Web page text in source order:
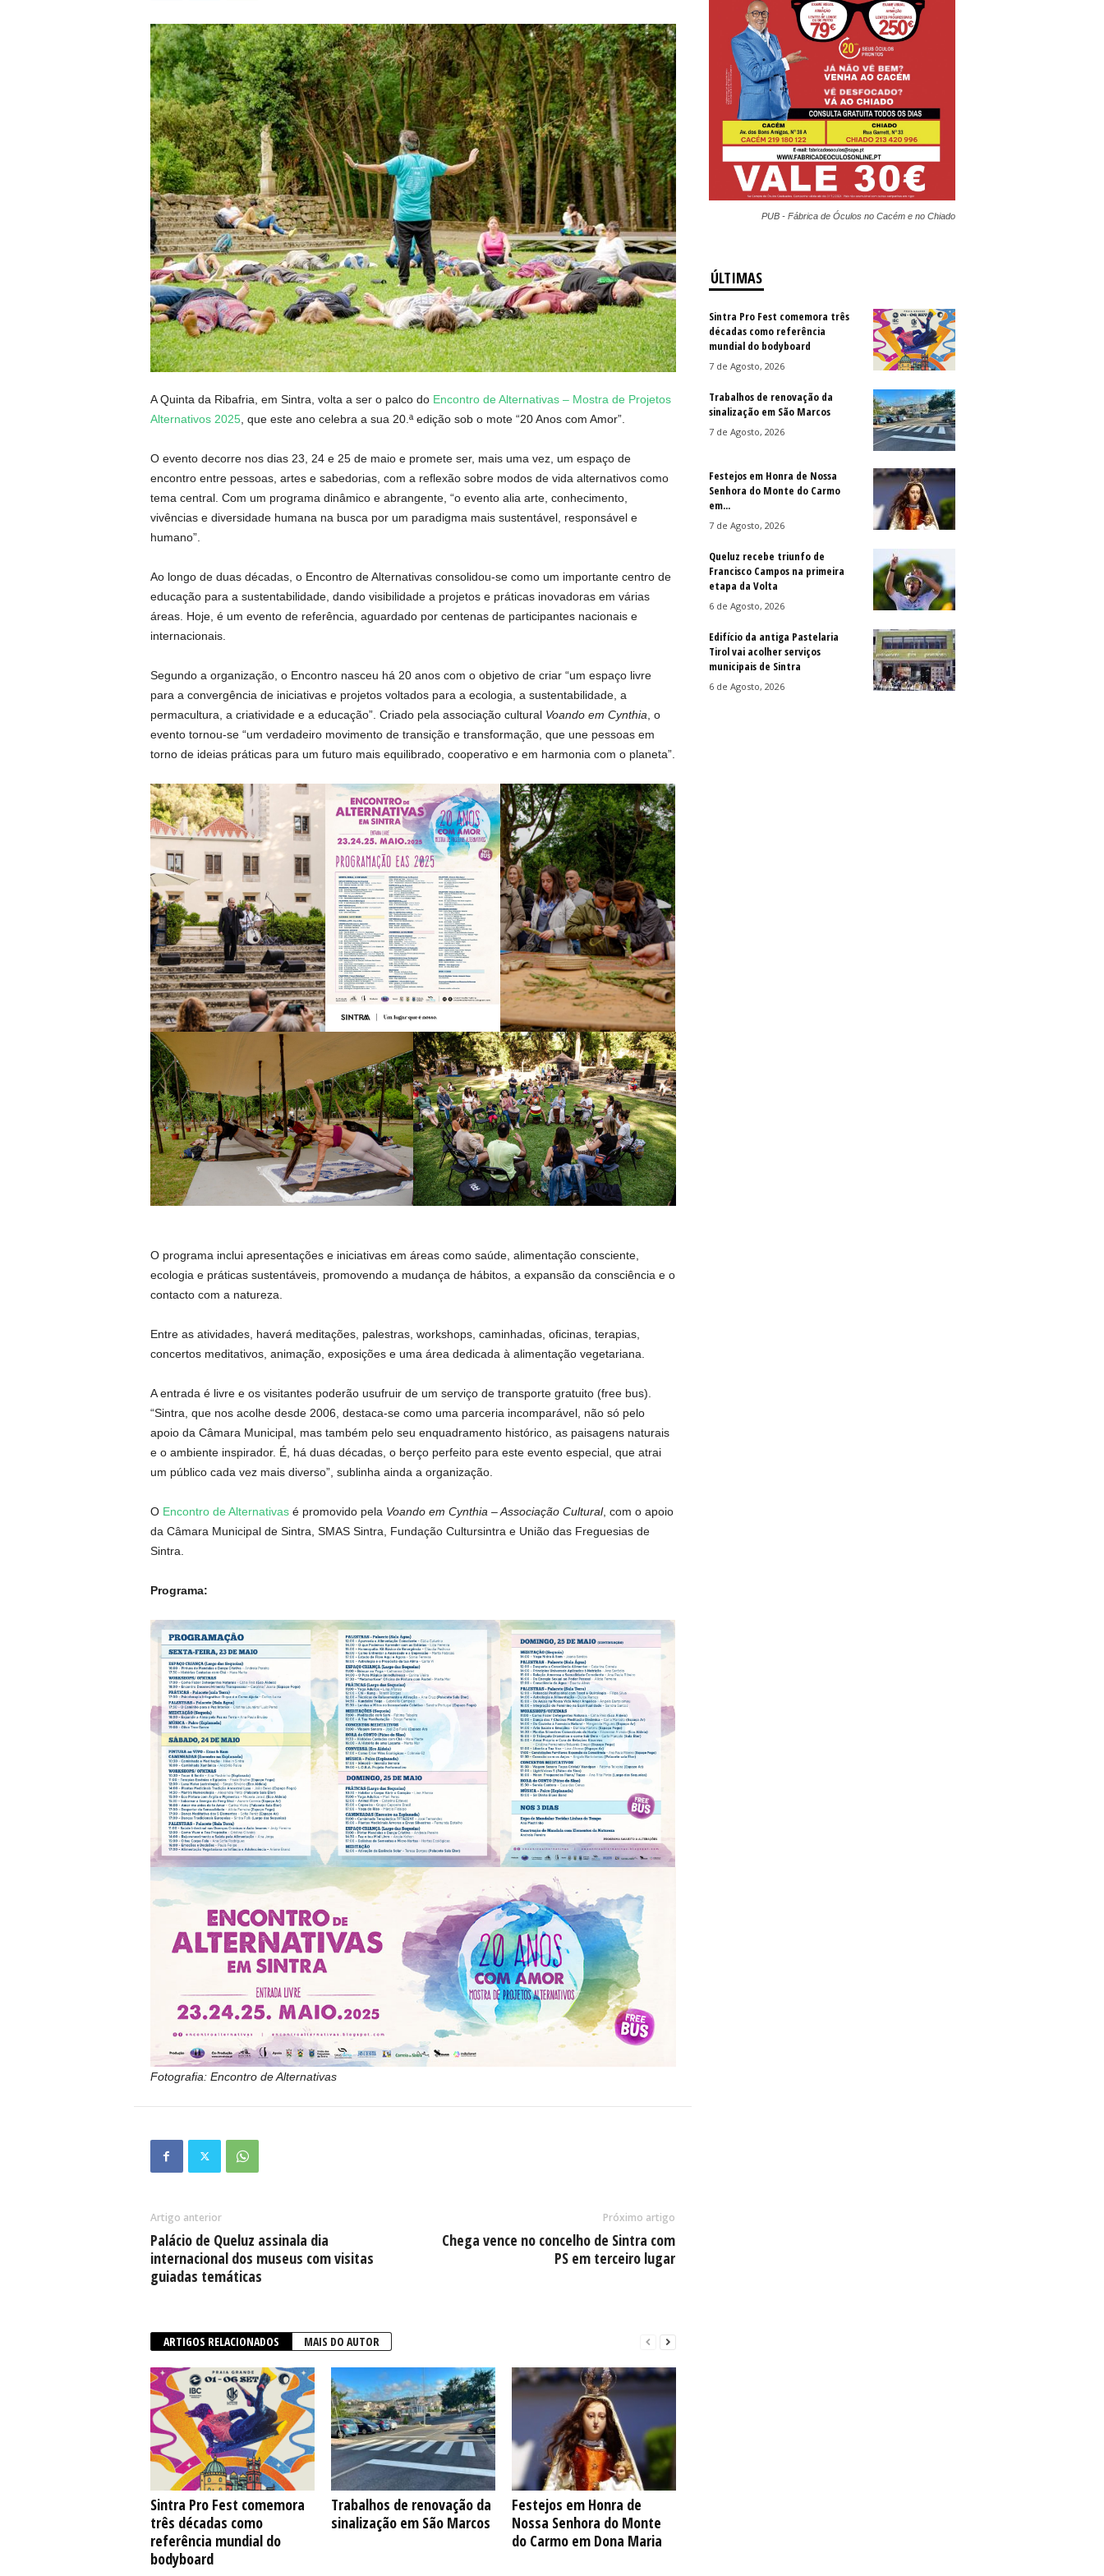
A Quinta da Ribafria, em Sintra, volta a ser o palco do Encontro de Alternativas – Mostra de Projetos
Alternativos 2025, que este ano celebra a sua 20.ª edição sob o mote “20 Anos com Amor”.
O evento decorre nos dias 23, 24 e 25 de maio e promete ser, mais uma vez, um espaço de
encontro entre pessoas, artes e sabedorias, com a reflexão sobre modos de vida alternativos como
tema central. Com um programa dinâmico e abrangente, “o evento alia arte, conhecimento,
vivências e diversidade humana na busca por um paradigma mais sustentável, responsável e
humano”.
Ao longo de duas décadas, o Encontro de Alternativas consolidou-se como um importante centro de
educação para a sustentabilidade, dando visibilidade a projetos e práticas inovadoras em várias
áreas. Hoje, é um evento de referência, aguardado por centenas de participantes nacionais e
internacionais.
Segundo a organização, o Encontro nasceu há 20 anos com o objetivo de criar “um espaço livre
para a convergência de iniciativas e projetos voltados para a ecologia, a sustentabilidade, a
permacultura, a criatividade e a educação”. Criado pela associação cultural Voando em Cynthia , o
evento tornou-se “um verdadeiro movimento de transição e transformação, que une pessoas em
torno de ideias práticas para um futuro mais equilibrado, cooperativo e em harmonia com o planeta”.
O programa inclui apresentações e iniciativas em áreas como saúde, alimentação consciente,
ecologia e práticas sustentáveis, promovendo a mudança de hábitos, a expansão da consciência e o
contacto com a natureza.
Entre as atividades, haverá meditações, palestras, workshops, caminhadas, oficinas, terapias,
concertos meditativos, animação, exposições e uma área dedicada à alimentação vegetariana.
A entrada é livre e os visitantes poderão usufruir de um serviço de transporte gratuito (free bus).
“Sintra, que nos acolhe desde 2006, destaca-se como uma parceria incomparável, não só pelo
apoio da Câmara Municipal, mas também pelo seu enquadramento histórico, as paisagens naturais
e o ambiente inspirador. É, há duas décadas, o berço perfeito para este evento especial, que atrai
um público cada vez mais diverso”, sublinha ainda a organização.
O Encontro de Alternativasé promovido pela Voando em Cynthia – Associação Cultural, com o apoio
da Câmara Municipal de Sintra, SMAS Sintra, Fundação Cultursintra e União das Freguesias de
Sintra.
Programa:
Fotografia: Encontro de Alternativas
Artigo anterior
Palácio de Queluz assinala dia
internacional dos museus com visitas
guiadas temáticas
Próximo artigo
Chega vence no concelho de Sintra com
PS em terceiro lugar
ARTIGOS RELACIONADOS MAIS DO AUTOR
Sintra Pro Fest comemora
três décadas como
referência mundial do
bodyboard
Trabalhos de renovação da
sinalização em São Marcos
Festejos em Honra de
Nossa Senhora do Monte
do Carmo em Dona Maria
PUB - Fábrica de Óculos no Cacém e no Chiado
ÚLTIMAS
Sintra Pro Fest comemora três
décadas como referência
mundial do bodyboard
7 de Agosto, 2026
Trabalhos de renovação da
sinalização em São Marcos
7 de Agosto, 2026
Festejos em Honra de Nossa
Senhora do Monte do Carmo
em...
7 de Agosto, 2026
Queluz recebe triunfo de
Francisco Campos na primeira
etapa da Volta
6 de Agosto, 2026
Edifício da antiga Pastelaria
Tirol vai acolher serviços
municipais de Sintra
6 de Agosto, 2026